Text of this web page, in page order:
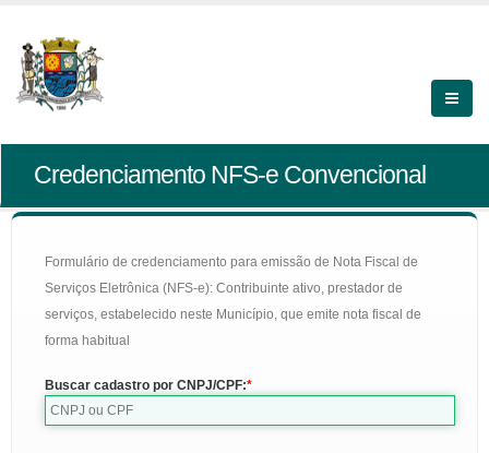
Credenciamento NFS-e Convencional
Formulário de credenciamento para emissão de Nota Fiscal de
Serviços Eletrônica (NFS-e): Contribuinte ativo, prestador de
serviços, estabelecido neste Município, que emite nota fiscal de
forma habitual
Buscar cadastro por CNPJ/CPF: